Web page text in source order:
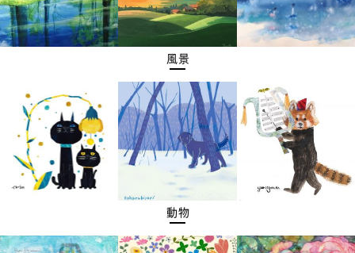
風景
動物